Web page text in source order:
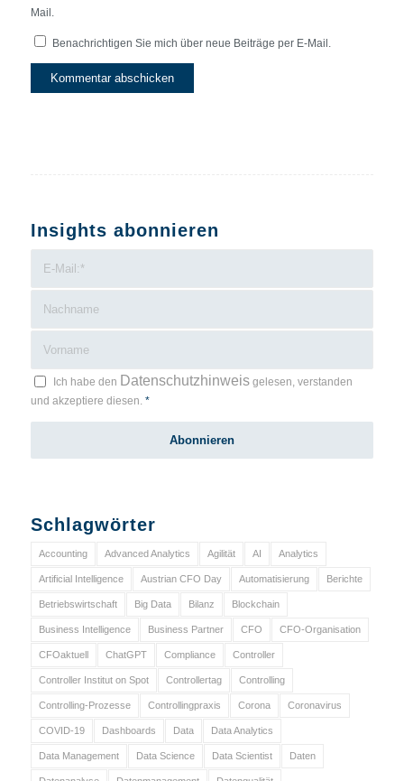
Mail.
Benachrichtigen Sie mich über neue Beiträge per E-Mail.
Insights abonnieren
Ich habe den Datenschutzhinweisgelesen, verstanden
und akzeptiere diesen. *
Schlagwörter
Accounting Advanced Analytics Agilität AI Analytics
Artificial Intelligence Austrian CFO Day Automatisierung Berichte
Betriebswirtschaft Big Data Bilanz Blockchain
Business Intelligence Business Partner CFO CFO-Organisation
CFOaktuell ChatGPT Compliance Controller
Controller Institut on Spot Controllertag Controlling
Controlling-Prozesse Controllingpraxis Corona Coronavirus
COVID-19 Dashboards Data Data Analytics
Data Management Data Science Data Scientist Daten